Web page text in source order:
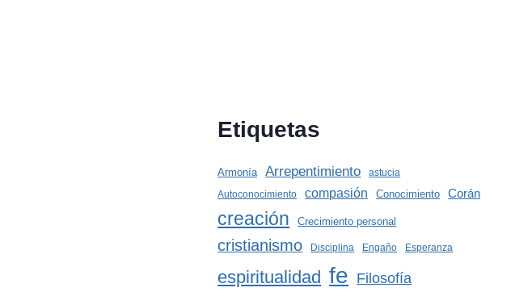
Etiquetas
Armonía Arrepentimiento
astucia
Autoconocimiento
compasión Conocimiento Corán
creación Crecimiento personal
cristianismo Disciplina Engaño Esperanza
espiritualidad fe Filosofía